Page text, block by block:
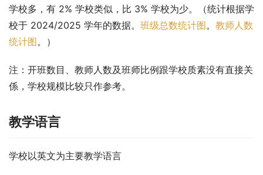
学校多，有 2% 学校类似，比 3% 学校为少。（统计根据学
校于 2024/2025 学年的数据。 班级总数统计图。 教师人数
统计图。）
注：开班数目、教师人数及班师比例跟学校质素没有直接关
係，学校规模比较只作参考。
教学语言
学校以英文为主要教学语言